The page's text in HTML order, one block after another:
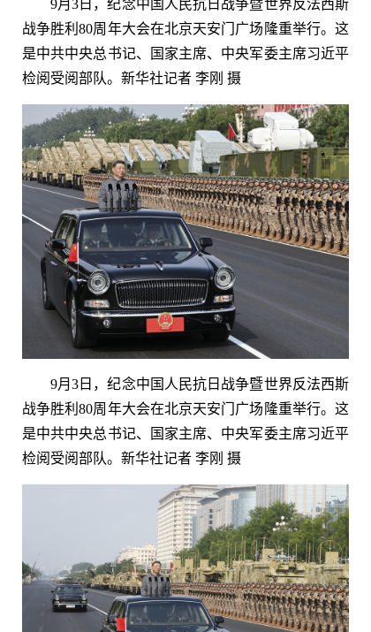
9月3日，纪念中国人民抗日战争暨世界反法西斯
战争胜利80周年大会在北京天安门广场隆重举行。这
是中共中央总书记、国家主席、中央军委主席习近平
检阅受阅部队。新华社记者 李刚 摄
9月3日，纪念中国人民抗日战争暨世界反法西斯
战争胜利80周年大会在北京天安门广场隆重举行。这
是中共中央总书记、国家主席、中央军委主席习近平
检阅受阅部队。新华社记者 李刚 摄